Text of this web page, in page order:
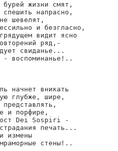
жизни смят,
напрасно,
шевелят,
и безгласно,
видит ясно
ряд,-
свиданье...
воспоминанье!..
начнет вникать
глубже, шире,
и порфире,
Dei Sospiri -
печать...
измены
стены!..